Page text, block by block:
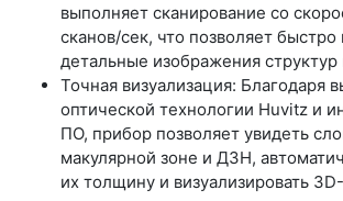
выполняет сканирование со
сканов/сек, что позволяет быстро
детальные изображения структур
Точная визуализация: Благодаря
оптической технологии Huvitz и
ПО, прибор позволяет увидеть
макулярной зоне и ДЗН,
их толщину и визуализировать